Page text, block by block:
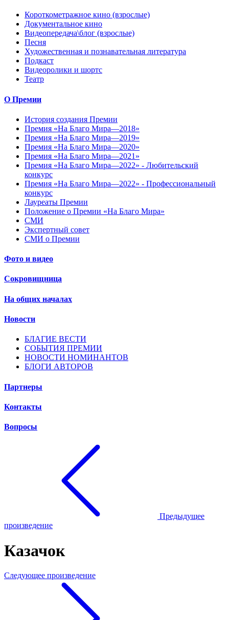
Короткометражное кино (взрослые)
Документальное кино
Видеопередача\блог (взрослые)
Песня
Художественная и познавательная литература
Подкаст
Видеоролики и шортс
Театр
О Премии
История создания Премии
Премия «На Благо Мира—2018»
Премия «На Благо Мира—2019»
Премия «На Благо Мира—2020»
Премия «На Благо Мира—2021»
Премия «На Благо Мира—2022» - Любительский
конкурс
Премия «На Благо Мира—2022» - Профессиональный
конкурс
Лауреаты Премии
Положение о Премии «На Благо Мира»
СМИ
Экспертный совет
СМИ о Премии
Фото и видео
Сокровищница
На общих началах
Новости
БЛАГИЕ ВЕСТИ
СОБЫТИЯ ПРЕМИИ
НОВОСТИ НОМИНАНТОВ
БЛОГИ АВТОРОВ
Партнеры
Контакты
Вопросы
Предыдущее
произведение
Казачок
Следующее произведение